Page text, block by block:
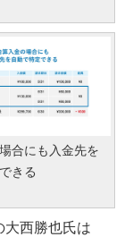
合にも入金先を
きる
西勝也氏は